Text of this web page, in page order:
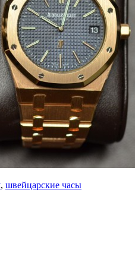
, швейцарские часы